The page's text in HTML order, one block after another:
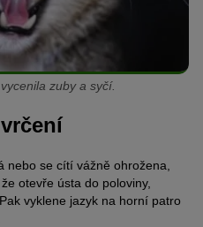
zuby a syčí.
nebo se cítí vážně ohrožena,
otevře ústa do poloviny,
vyklene jazyk na horní patro